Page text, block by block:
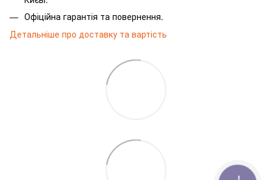
Офіційна гарантія та повернення.
Детальніше про доставку та вартість